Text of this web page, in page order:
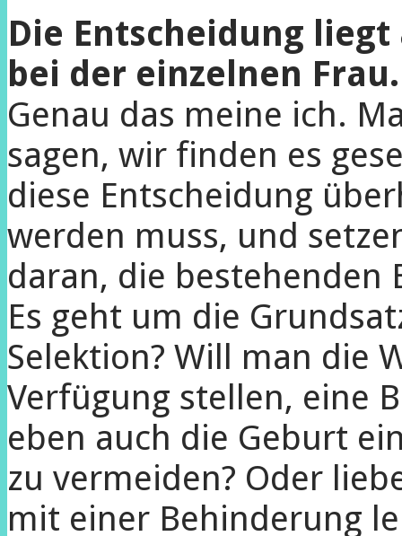
Die Entscheidung liegt
bei der einzelnen Frau.
Genau das meine ich.
sagen, wir finden es
diese Entscheidung
werden muss, und
daran, die bestehenden
Es geht um die
Selektion? Will man die
Verfügung stellen, eine
eben auch die Geburt
zu vermeiden? Oder
mit einer Behinderung